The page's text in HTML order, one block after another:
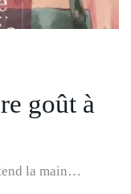
goût à
la main…